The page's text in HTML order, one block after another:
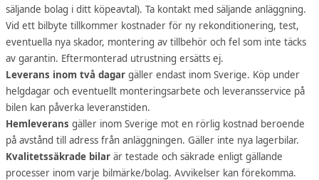
säljande bolag i ditt köpeavtal). Ta kontakt med säljande anläggning.
Vid ett bilbyte tillkommer kostnader för ny rekonditionering, test,
eventuella nya skador, montering av tillbehör och fel som inte täcks
av garantin. Eftermonterad utrustning ersätts ej.
Leverans inom två dagar gäller endast inom Sverige. Köp under
helgdagar och eventuellt monteringsarbete och leveransservice på
bilen kan påverka leveranstiden.
Hemleverans gäller inom Sverige mot en rörlig kostnad beroende
på avstånd till adress från anläggningen. Gäller inte nya lagerbilar.
Kvalitetssäkrade bilar är testade och säkrade enligt gällande
processer inom varje bilmärke/bolag. Avvikelser kan förekomma.